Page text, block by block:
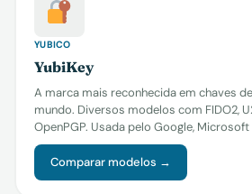
YUBICO
YubiKey
A marca mais reconhecida em chaves
mundo. Diversos modelos com FIDO2,
OpenPGP. Usada pelo Google,
Comparar modelos →